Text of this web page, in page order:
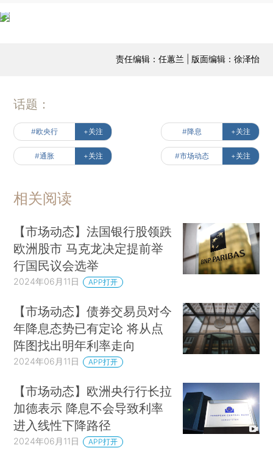
责任编辑：任蕙兰 | 版面编辑：徐泽怡
话题：
#欧央行 +关注 #降息 +关注
#通胀 +关注 #市场动态 +关注
相关阅读
【市场动态】法国银行股领跌
欧洲股市 马克龙决定提前举
行国民议会选举
2024年06月11日 APP打开
【市场动态】债券交易员对今
年降息态势已有定论 将从点
阵图找出明年利率走向
2024年06月11日 APP打开
【市场动态】欧洲央行行长拉
加德表示 降息不会导致利率
进入线性下降路径
2024年06月11日 APP打开